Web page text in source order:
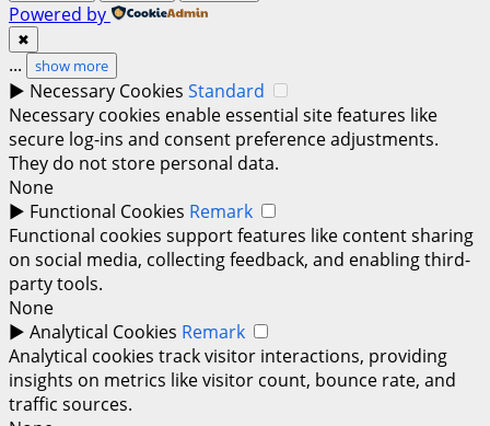
Powered by
✖
... show more
► Necessary Cookies Standard
Necessary cookies enable essential site features like
secure log-ins and consent preference adjustments.
They do not store personal data.
None
► Functional Cookies Remark
Functional cookies support features like content sharing
on social media, collecting feedback, and enabling third-
party tools.
None
► Analytical Cookies Remark
Analytical cookies track visitor interactions, providing
insights on metrics like visitor count, bounce rate, and
traffic sources.